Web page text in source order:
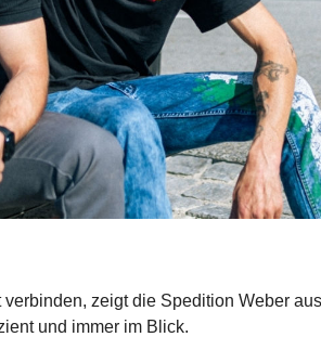
zeigt die Spedition Weber
und immer im Blick.